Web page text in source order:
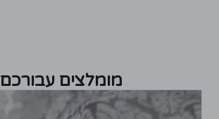
מומלצים עבורכם